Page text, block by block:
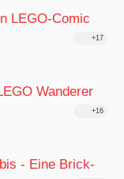
LEGO-Comic
+17
Wanderer
+16
- Eine Brick-